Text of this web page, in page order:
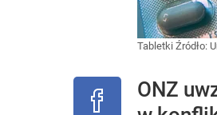
Tabletki Źródło:
ONZ